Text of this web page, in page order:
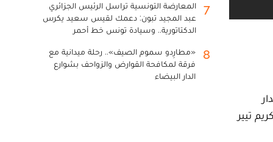
تيير
7
المعارضة التونسية تراسل الرئيس الجزائري
عبد المجيد تبون: دعمك لقيس سعيد يكرس
الدكتاتورية.. وسيادة تونس خط أحمر
8
«مطارِدو سموم الصيف».. رحلة ميدانية مع
فرقة لمكافحة القوارض والزواحف بشوارع
الدار البيضاء